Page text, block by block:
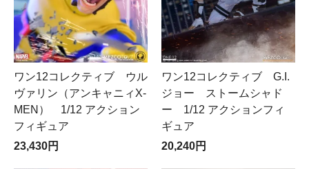
ワン12コレクティブ ウル
ヴァリン（アンキャニィX-
MEN） 1/12 アクション
フィギュア
23,430円
ワン12コレクティブ G.I.
ジョー ストームシャド
ー 1/12 アクションフィ
ギュア
20,240円